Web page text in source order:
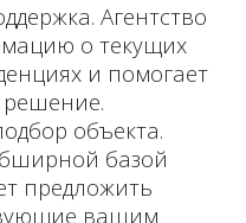
Агентство
о текущих
и помогает
объекта.
базой
предложить
вашим